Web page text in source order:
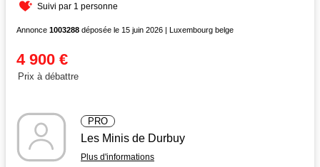
Suivi par 1 personne
Annonce 1003288 déposée le 15 juin 2026 | Luxembourg belge
4 900 €
Prix à débattre
PRO
Les Minis de Durbuy
Plus d'informations